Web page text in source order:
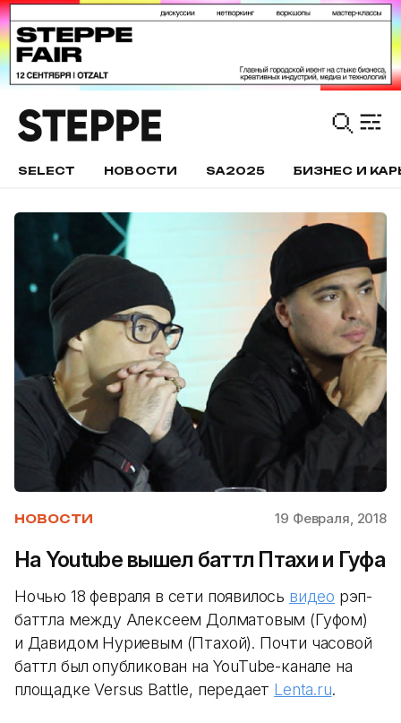
SELECT НОВОСТИ SA2025 БИЗНЕС И
НОВОСТИ 19 Февраля, 2018
На Youtube вышел баттл Птахи и Гуфа
Ночью 18 февраля в сети появилось видео рэп-
баттла между Алексеем Долматовым (Гуфом)
и Давидом Нуриевым (Птахой). Почти часовой
баттл был опубликован на YouTube-канале на
площадке Versus Battle, передает Lenta.ru.